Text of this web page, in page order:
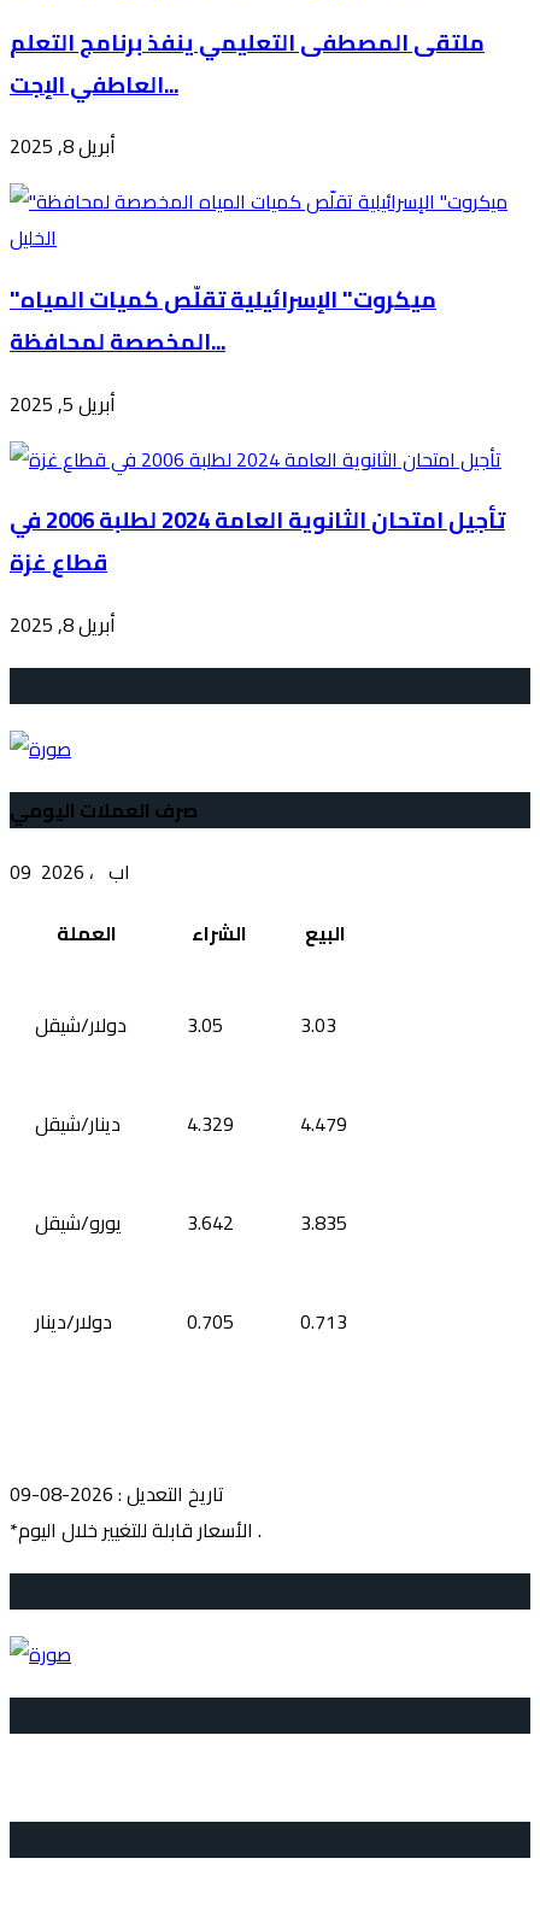
ملتقى المصطفى التعليمي ينفذ برنامج التعلم
العاطفي الإجت...
أبريل 8, 2025
"ميكروت" الإسرائيلية تقلّص كميات المياه
المخصصة لمحافظة...
أبريل 5, 2025
تأجيل امتحان الثانوية العامة 2024 لطلبة 2006 في
قطاع غزة
أبريل 8, 2025
صرف العملات اليومي
09 اب ، 2026
العملة
الشراء البيع
دولار/شيقل 3.05 3.03
دينار/شيقل 4.329 4.479
يورو/شيقل 3.642 3.835
دولار/دينار 0.705 0.713
تاريخ التعديل : 2026-08-09
*الأسعار قابلة للتغيير خلال اليوم .